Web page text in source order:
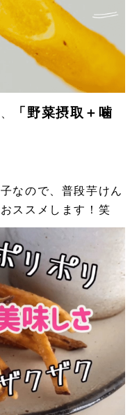
「野菜摂取＋噛
なので、普段芋けん
ススメします！笑